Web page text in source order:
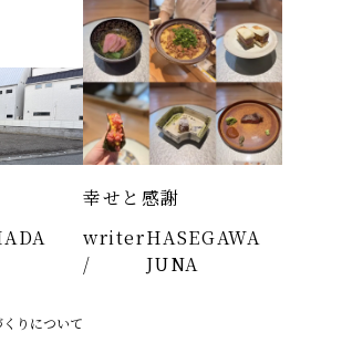
幸せと感謝
writer
/
HASEGAWA
JUNA
りについて